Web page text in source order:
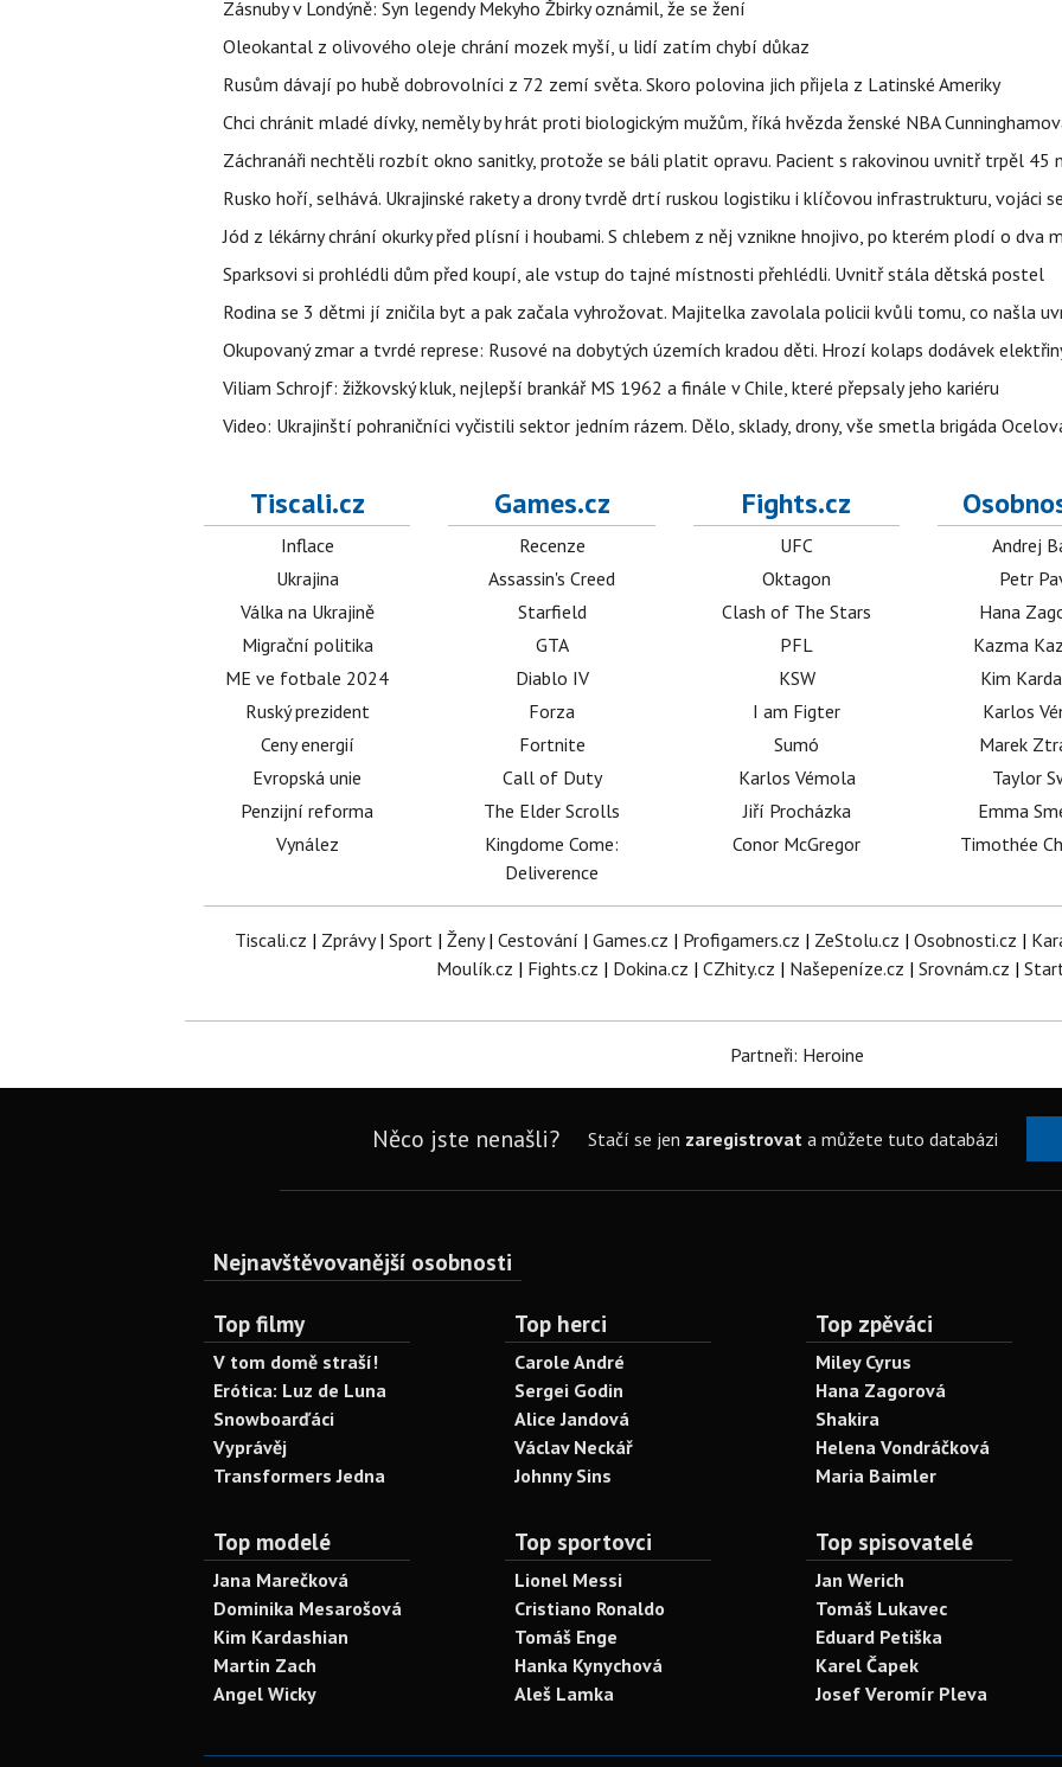
Zásnuby v Londýně: Syn legendy Mekyho Žbirky oznámil, že se žení
Oleokantal z olivového oleje chrání mozek myší, u lidí zatím chybí důkaz
Rusům dávají po hubě dobrovolníci z 72 zemí světa. Skoro polovina jich přijela z Latinské Ameriky
Chci chránit mladé dívky, neměly by hrát proti biologickým mužům, říká hvězda ženské NBA
Záchranáři nechtěli rozbít okno sanitky, protože se báli platit opravu. Pacient s rakovinou uvnitř trpěl 45
Rusko hoří, selhává. Ukrajinské rakety a drony tvrdě drtí ruskou logistiku i klíčovou infrastrukturu, vojáci
Jód z lékárny chrání okurky před plísní i houbami. S chlebem z něj vznikne hnojivo, po kterém plodí o dva
Sparksovi si prohlédli dům před koupí, ale vstup do tajné místnosti přehlédli. Uvnitř stála dětská postel
Rodina se 3 dětmi jí zničila byt a pak začala vyhrožovat. Majitelka zavolala policii kvůli tomu, co našla
Okupovaný zmar a tvrdé represe: Rusové na dobytých územích kradou děti. Hrozí kolaps dodávek
Viliam Schrojf: žižkovský kluk, nejlepší brankář MS 1962 a finále v Chile, které přepsaly jeho kariéru
Video: Ukrajinští pohraničníci vyčistili sektor jedním rázem. Dělo, sklady, drony, vše smetla brigáda
Tiscali.cz
Inflace
Ukrajina
Válka na Ukrajině
Migrační politika
ME ve fotbale 2024
Ruský prezident
Ceny energií
Evropská unie
Penzijní reforma
Vynález
Games.cz
Recenze
Assassin's Creed
Starfield
GTA
Diablo IV
Forza
Fortnite
Call of Duty
The Elder Scrolls
Kingdome Come:
Deliverence
Fights.cz
UFC
Oktagon
Clash of The Stars
PFL
KSW
I am Figter
Sumó
Karlos Vémola
Jiří Procházka
Conor McGregor
Andrej
Petr
Hana
Kazma
Kim
Karlos
Marek
Taylor
Emma
Timothée
Tiscali.cz | Zprávy| Sport| Ženy| Cestování | Games.cz | Profigamers.cz | ZeStolu.cz | Osobnosti.cz |
Moulík.cz | Fights.cz | Dokina.cz | CZhity.cz | Našepeníze.cz | Srovnám.cz |
Partneři: Heroine
Něco jste nenašli? Stačí se jen zaregistrovata můžete tuto databázi
Nejnavštěvovanější osobnosti
Top filmy
V tom domě straší!
Erótica: Luz de Luna
Snowboarďáci
Vyprávěj
Transformers Jedna
Top herci
Carole André
Sergei Godin
Alice Jandová
Václav Neckář
Johnny Sins
Top zpěváci
Miley Cyrus
Hana Zagorová
Shakira
Helena Vondráčková
Maria Baimler
Top modelé
Jana Marečková
Dominika Mesarošová
Kim Kardashian
Martin Zach
Angel Wicky
Top sportovci
Lionel Messi
Cristiano Ronaldo
Tomáš Enge
Hanka Kynychová
Aleš Lamka
Top spisovatelé
Jan Werich
Tomáš Lukavec
Eduard Petiška
Karel Čapek
Josef Veromír Pleva